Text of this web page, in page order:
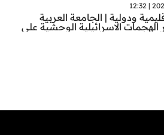
ودولية | الجامعة العربية
الهجمات الاسرائيلية الوحشية على